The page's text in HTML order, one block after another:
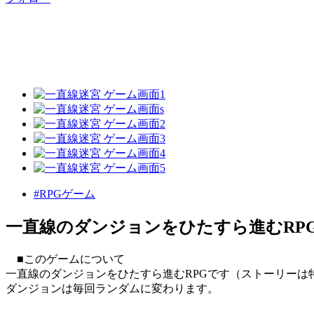
#RPGゲーム
一直線のダンジョンをひたすら進む
■このゲームについて
一直線のダンジョンをひたすら進むRPGです（ストーリーは
ダンジョンは毎回ランダムに変わります。